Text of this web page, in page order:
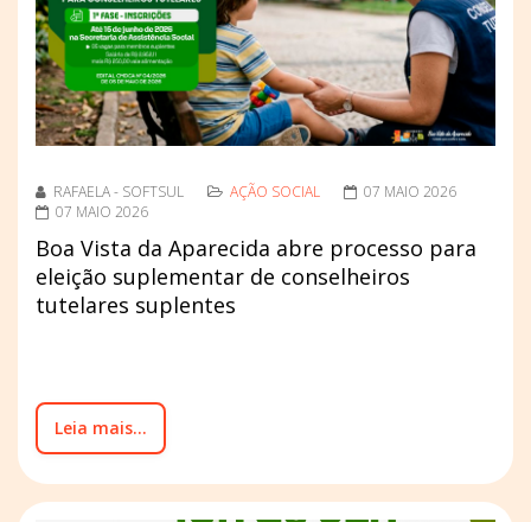
RAFAELA - SOFTSUL AÇÃO SOCIAL
07 MAIO 2026
07 MAIO 2026
Boa Vista da Aparecida abre processo para
eleição suplementar de conselheiros
tutelares suplentes
Leia mais...